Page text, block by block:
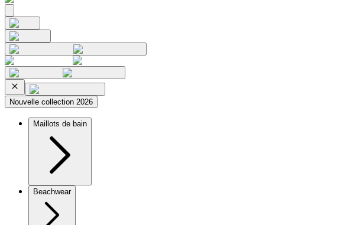
Nouvelle collection 2026
Maillots de bain
Beachwear